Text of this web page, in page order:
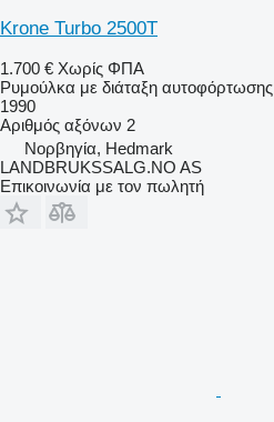
Krone Turbo 2500T
1.700 € Χωρίς ΦΠΑ
Ρυμούλκα με διάταξη αυτοφόρτωσης
1990
Αριθμός αξόνων 2
Νορβηγία, Hedmark
LANDBRUKSSALG.NO AS
Επικοινωνία με τον πωλητή